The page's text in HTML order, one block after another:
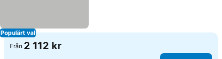
Populärt val
Från 2 112 kr